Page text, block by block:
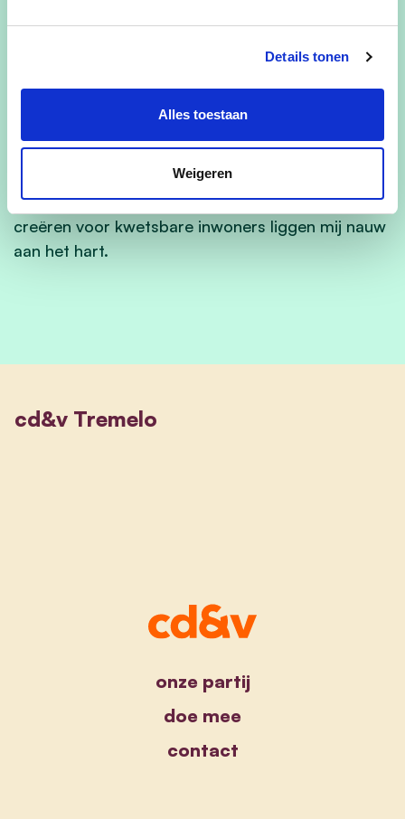
Details tonen
Alles toestaan
Weigeren
Hiervoor ga ik:
ik graag mee bouwen, evenals aan een
toegankelijk Tremelo voor iedereen. Ook de
realisatie van betaalbare woningen en kansen
creëren voor kwetsbare inwoners liggen mij nauw
aan het hart.
cd&v Tremelo
onze partij
doe mee
contact